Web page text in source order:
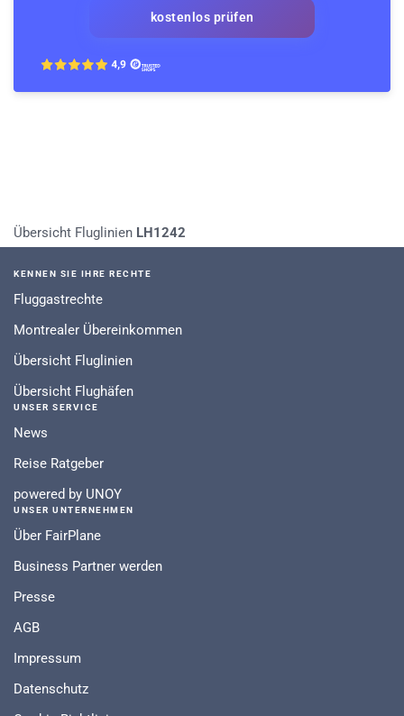
kostenlos prüfen
Übersicht Fluglinien LH1242
KENNEN SIE IHRE RECHTE
Fluggastrechte
Montrealer Übereinkommen
Übersicht Fluglinien
Übersicht Flughäfen
UNSER SERVICE
News
Reise Ratgeber
powered by UNOY
UNSER UNTERNEHMEN
Über FairPlane
Business Partner werden
Presse
AGB
Impressum
Datenschutz